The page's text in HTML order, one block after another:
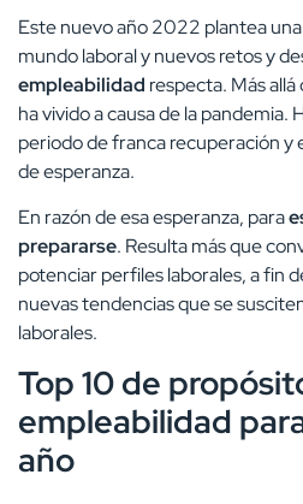
Este nuevo año 2022 plantea
mundo laboral y nuevos retos y
empleabilidad respecta. Más
ha vivido a causa de la pandemia.
periodo de franca recuperación y
de esperanza.
En razón de esa esperanza, para
prepararse. Resulta más que
potenciar perfiles laborales, a fin
nuevas tendencias que se
laborales.
Top 10 de
empleabilidad
año